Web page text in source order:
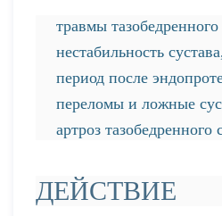
травмы тазобедренного
нестабильность
период после
переломы и ложные
артроз тазобедренного
ДЕЙСТВИЕ